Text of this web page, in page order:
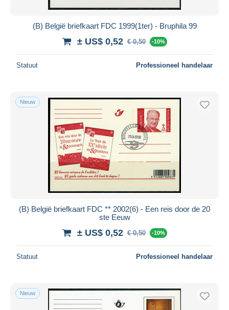
(B) België briefkaart FDC 1999(1ter) - Bruphila 99
± US$ 0,52 € 0,50 -10%
Statuut Professioneel handelaar
Nieuw
(B) België briefkaart FDC ** 2002(6) - Een reis door de 20
ste Eeuw
± US$ 0,52 € 0,50 -10%
Statuut Professioneel handelaar
Nieuw